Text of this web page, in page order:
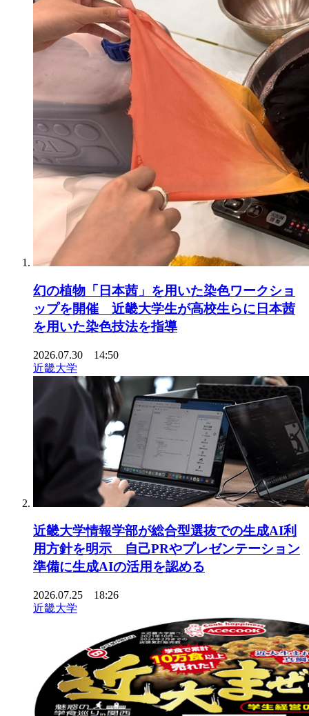
幻の植物「日本茜」を用いた染色ワークショ
ップを開催 近畿大学生が高校生らに日本茜
を用いた染色技法を指導
2026.07.30 14:50
近畿大学
近畿大学情報学部が総合型選抜での生成AI利
用方針を明示 自己PRやプレゼンテーション
準備に生成AIの活用を認める
2026.07.25 18:26
近畿大学